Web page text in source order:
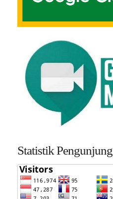
Statistik Pengunjung